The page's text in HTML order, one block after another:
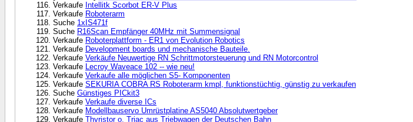
Verkaufe Intellitk Scorbot ER-V Plus
Verkaufe Roboterarm
Suche 1xIS471f
Suche R16Scan Empfänger 40MHz mit Summensignal
Verkaufe Roboterplattform - ER1 von Evolution Robotics
Verkaufe Development boards und mechanische Bauteile.
Verkaufe Verkäufe Neuwertige RN Schrittmotorsteuerung und RN Motorcontrol
Verkaufe Lecroy Waveace 102 -- wie neu!
Verkaufe Verkaufe alle möglichen S5- Komponenten
Verkaufe SEKURIA COBRA RS Roboterarm kmpl, funktionstüchtig, günstig zu verkaufen
Suche Günstiges PICkit3
Verkaufe Verkaufe diverse ICs
Verkaufe Modellbauservo Umrüstplatine AS5040 Absolutwertgeber
Verkaufe Thyristor o. Triac aus Triebwagen der Deutschen Bahn